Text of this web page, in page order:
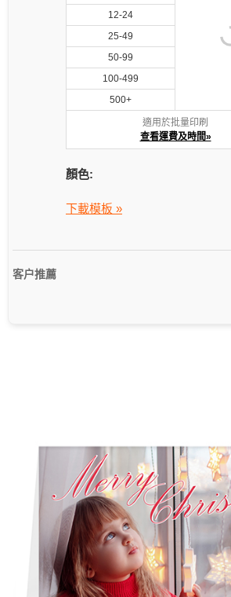
12-24
25-49
50-99
100-499
500+
適用於批量印刷
查看運費及時間»
顏色:
下載模板 »
客户推薦